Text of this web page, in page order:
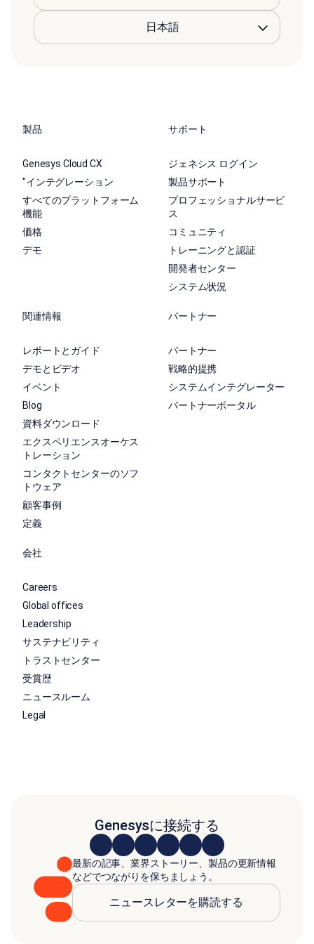
製品
Genesys Cloud CX
"インテグレーション
すべてのプラットフォーム
機能
価格
デモ
サポート
ジェネシス ログイン
製品サポート
プロフェッショナルサービ
ス
コミュニティ
トレーニングと認証
開発者センター
システム状況
関連情報
レポートとガイド
デモとビデオ
イベント
Blog
資料ダウンロード
エクスペリエンスオーケス
トレーション
コンタクトセンターのソフ
トウェア
顧客事例
定義
パートナー
パートナー
戦略的提携
システムインテグレーター
パートナーポータル
会社
Careers
Global offices
Leadership
サステナビリティ
トラストセンター
受賞歴
ニュースルーム
Legal
Genesysに接続する
最新の記事、業界ストーリー、製品の更新情報
などでつながりを保ちましょう。
ニュースレターを購読する